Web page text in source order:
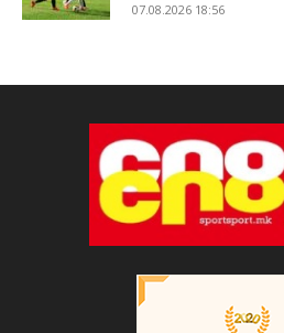
07.08.2026 18:56